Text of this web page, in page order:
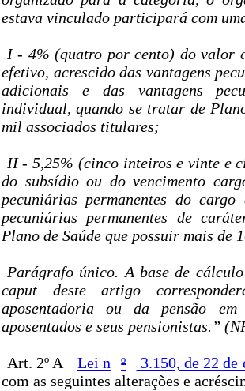
estava vinculado participará com
I - 4% (quatro por cento) do valor
efetivo, acrescido das vantagens
adicionais e das vantagens
individual, quando se tratar de
mil associados titulares;
II - 5,25% (cinco inteiros e vinte e
do subsídio ou do vencimento
pecuniárias permanentes do
pecuniárias permanentes de
Plano de Saúde que possuir mais de
Parágrafo único. A base de
caput deste artigo
aposentadoria ou da pensão
aposentados e seus pensionistas.”
Art. 2º A Lei n º
3.150, de 22 de
com as seguintes alterações e